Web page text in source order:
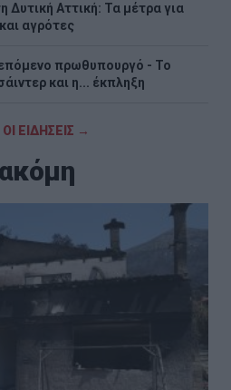
Αττική: Τα μέτρα για
αγρότες
επόμενο πρωθυπουργό - Το
και η... έκπληξη
ΕΙΔΗΣΕΙΣ →